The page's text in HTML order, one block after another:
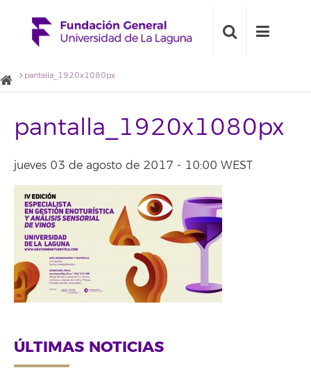
pantalla_1920x1080px
pantalla_1920x1080px
jueves 03 de agosto de 2017 - 10:00 WEST
ÚLTIMAS NOTICIAS